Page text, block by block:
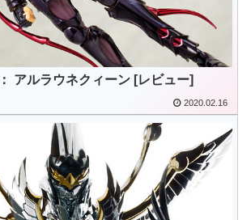
アルラウネクィーン [レビュー]
2020.02.16